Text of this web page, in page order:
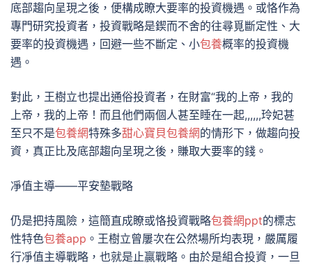
底部趨向呈現之後，便構成瞭大要率的投資機遇。或恪作為
專門研究投資者，投資戰略是鍥而不舍的往尋覓斷定性、大
要率的投資機遇，回避一些不斷定、小包養概率的投資機
遇。
對此，王樹立也提出通俗投資者，在財富“我的上帝，我的
上帝，我的上帝！而且他們兩個人甚至睡在一起,,,,,,玲妃甚
至只不是包養網特殊多甜心寶貝包養網的情形下，做趨向投
資，真正比及底部趨向呈現之後，賺取大要率的錢。
凈值主導——平安墊戰略
仍是把持風險，這簡直成瞭或恪投資戰略包養網ppt的標志
性特色包養app 。王樹立曾屢次在公然場所均表現，嚴厲履
行凈值主導戰略，也就是止贏戰略。由於是組合投資，一旦